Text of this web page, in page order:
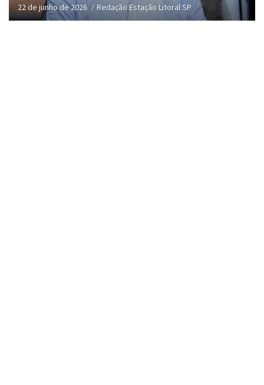
22 de junho de 2026 Redação Estação Litoral SP